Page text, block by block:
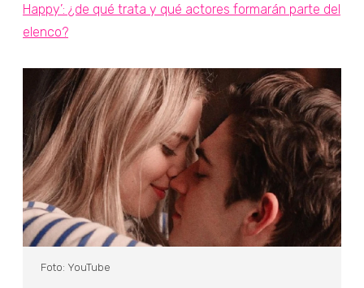
Happy’: ¿de qué trata y qué actores formarán parte del
elenco?
Foto: YouTube